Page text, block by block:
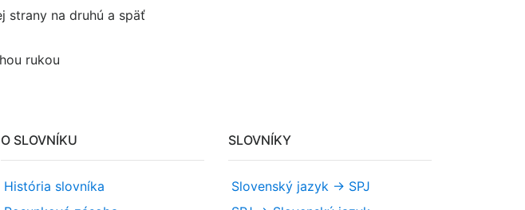
strany na druhú a späť
rukou
O SLOVNÍKU
História slovníka
SLOVNÍKY
Slovenský jazyk -> SPJ